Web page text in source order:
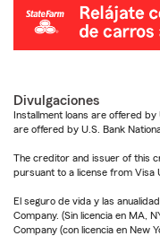
Divulgaciones
Installment loans are offered by
are offered by U.S. Bank
The creditor and issuer of this
pursuant to a license from Visa
El seguro de vida y las
Company. (Sin licencia en MA,
Company (con licencia en New